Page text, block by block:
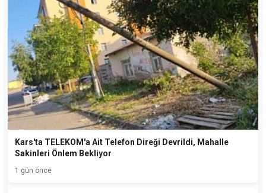
Kars'ta TELEKOM'a Ait Telefon Direği Devrildi, Mahalle
Sakinleri Önlem Bekliyor
1 gün önce